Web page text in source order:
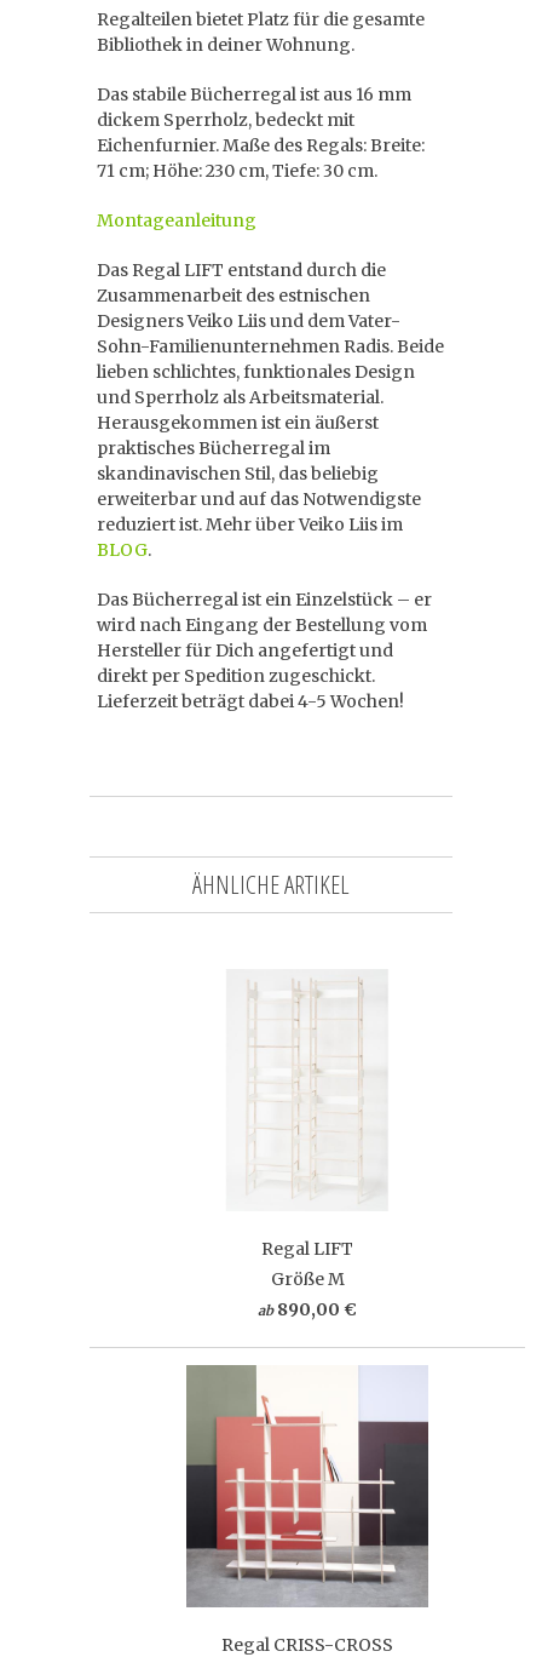
Regalteilen bietet Platz für die gesamte
Bibliothek in deiner Wohnung.
Das stabile Bücherregal ist aus 16 mm
dickem Sperrholz, bedeckt mit
Eichenfurnier. Maße des Regals: Breite:
71 cm; Höhe: 230 cm, Tiefe: 30 cm.
Montageanleitung
Das Regal LIFT entstand durch die
Zusammenarbeit des estnischen
Designers Veiko Liis und dem Vater-
Sohn-Familienunternehmen Radis. Beide
lieben schlichtes, funktionales Design
und Sperrholz als Arbeitsmaterial.
Herausgekommen ist ein äußerst
praktisches Bücherregal im
skandinavischen Stil, das beliebig
erweiterbar und auf das Notwendigste
reduziert ist. Mehr über Veiko Liis im
BLOG.
Das Bücherregal ist ein Einzelstück – er
wird nach Eingang der Bestellung vom
Hersteller für Dich angefertigt und
direkt per Spedition zugeschickt.
Lieferzeit beträgt dabei 4-5 Wochen!
ÄHNLICHE ARTIKEL
Regal LIFT
Größe M
ab 890,00 €
Regal CRISS-CROSS